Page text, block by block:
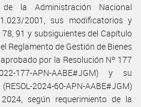
la Administración Nacional
2001, sus modificatorios y
91 y subsiguientes del Capítulo
Reglamento de Gestión de Bienes
por la Resolución Nº 177
177-APN-AABE#JGM) y su
2024-60-APN-AABE#JGM)
según requerimiento de la